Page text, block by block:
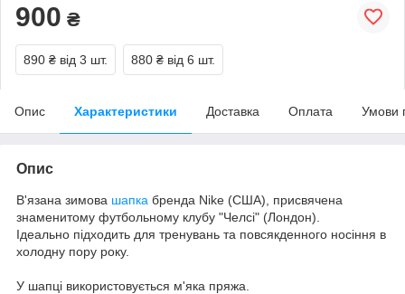
900 ₴
890 ₴ від 3 шт. 880 ₴ від 6 шт.
Опис Характеристики Доставка Оплата Умови
Опис
В'язана зимова шапка бренда Nike (CША), присвячена
знаменитому футбольному клубу "Челсі" (Лондон).
Ідеально підходить для тренувань та повсякденного носіння в
холодну пору року.
У шапці використовується м'яка пряжа.